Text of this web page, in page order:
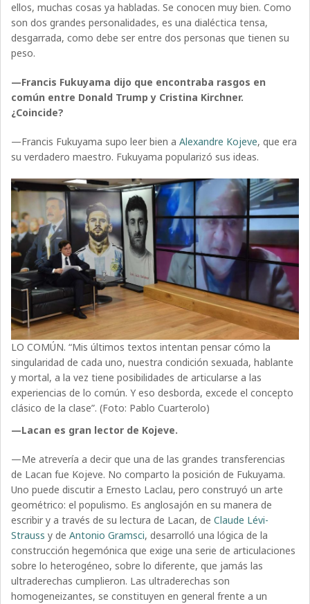
ellos, muchas cosas ya habladas. Se conocen muy bien. Como
son dos grandes personalidades, es una dialéctica tensa,
desgarrada, como debe ser entre dos personas que tienen su
peso.
—Francis Fukuyama dijo que encontraba rasgos en
común entre Donald Trump y Cristina Kirchner.
¿Coincide?
—Francis Fukuyama supo leer bien aAlexandre Kojeve, que era
su verdadero maestro. Fukuyama popularizó sus ideas.
LO COMÚN. “Mis últimos textos intentan pensar cómo la
singularidad de cada uno, nuestra condición sexuada, hablante
y mortal, a la vez tiene posibilidades de articularse a las
experiencias de lo común. Y eso desborda, excede el concepto
clásico de la clase”. (Foto: Pablo Cuarterolo)
—Lacan es gran lector de Kojeve.
—Me atrevería a decir que una de las grandes transferencias
de Lacan fue Kojeve. No comparto la posición de Fukuyama.
Uno puede discutir a Ernesto Laclau, pero construyó un arte
geométrico: el populismo. Es anglosajón en su manera de
escribir y a través de su lectura de Lacan, deClaude Lévi-
Strauss y deAntonio Gramsci, desarrolló una lógica de la
construcción hegemónica que exige una serie de articulaciones
sobre lo heterogéneo, sobre lo diferente, que jamás las
ultraderechas cumplieron. Las ultraderechas son
homogeneizantes, se constituyen en general frente a un